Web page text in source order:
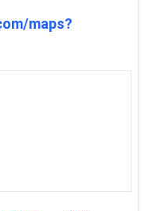
maps?